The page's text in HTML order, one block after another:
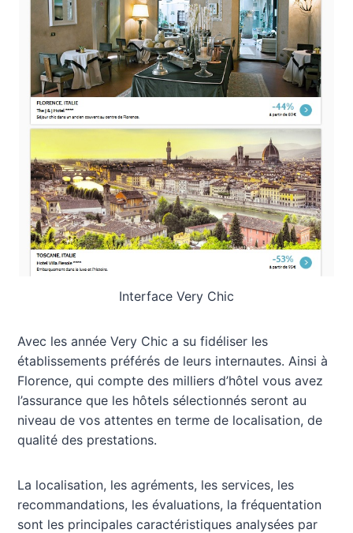
Interface Very Chic
Avec les année Very Chic a su fidéliser les
établissements préférés de leurs internautes. Ainsi à
Florence, qui compte des milliers d’hôtel vous avez
l’assurance que les hôtels sélectionnés seront au
niveau de vos attentes en terme de localisation, de
qualité des prestations.
La localisation, les agréments, les services, les
recommandations, les évaluations, la fréquentation
sont les principales caractéristiques analysées par